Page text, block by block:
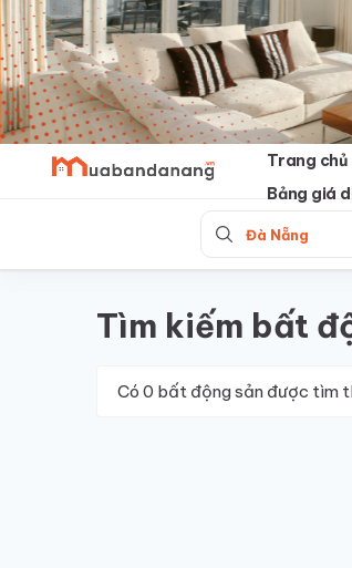
Skip
to
content
Trang chủ
Bảng giá
Đà Nẵng
Tìm kiếm bất
Có 0 bất động sản được tìm